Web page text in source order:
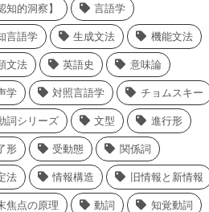
知的洞察】 言語学
言語学 生成文法 機能文法
文法 英語史 意味論
学 対照言語学 チョムスキー
詞シリーズ 文型 進行形
形 受動態 関係詞
法 情報構造 旧情報と新情報
焦点の原理 動詞 知覚動詞